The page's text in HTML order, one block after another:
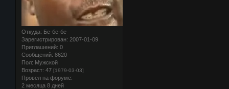
Откуда: Бе-бе-бе
Зарегистрирован: 2007-01-09
Приглашений: 0
Сообщений: 8620
Пол: Мужской
Возраст: 47 [1979-03-03]
Провел на форуме:
2 месяца 8 дней